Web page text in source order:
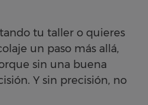
tu taller o quieres
un paso más allá,
sin una buena
Y sin precisión, no